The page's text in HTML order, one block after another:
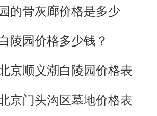
的骨灰廊价格是多少
陵园价格多少钱？
京顺义潮白陵园价格表
京门头沟区墓地价格表